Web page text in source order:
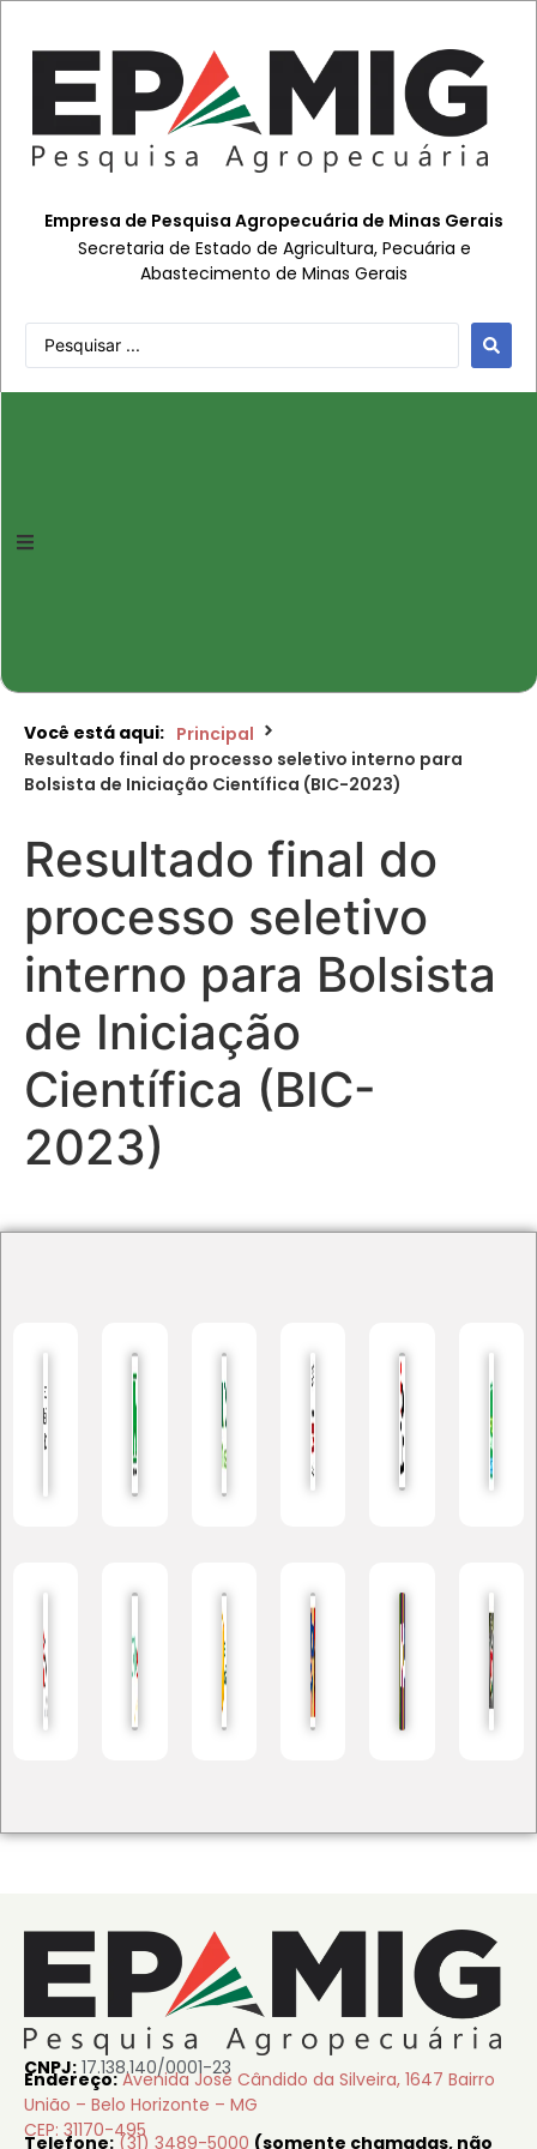
Empresa de Pesquisa Agropecuária de Minas Gerais
Secretaria de Estado de Agricultura, Pecuária e
Abastecimento de Minas Gerais
Você está aqui: Principal
Resultado final do processo seletivo interno para
Bolsista de Iniciação Científica (BIC-2023)
Resultado final do
processo seletivo
interno para Bolsista
de Iniciação
Científica (BIC-
2023)
CNPJ: 17.138.140/0001-23
Endereço: Avenida José Cândido da Silveira, 1647 Bairro
União – Belo Horizonte – MG
CEP: 31170-495
Telefone: (31) 3489-5000 (somente chamadas, não